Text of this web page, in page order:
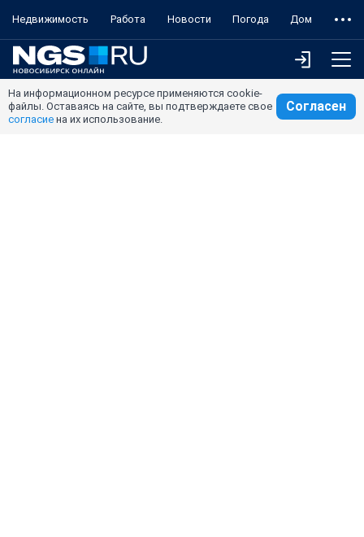
Недвижимость Работа Новости Погода Дом
На информационном ресурсе применяются cookie-
файлы. Оставаясь на сайте, вы подтверждаете свое
согласие на их использование.
Согласен